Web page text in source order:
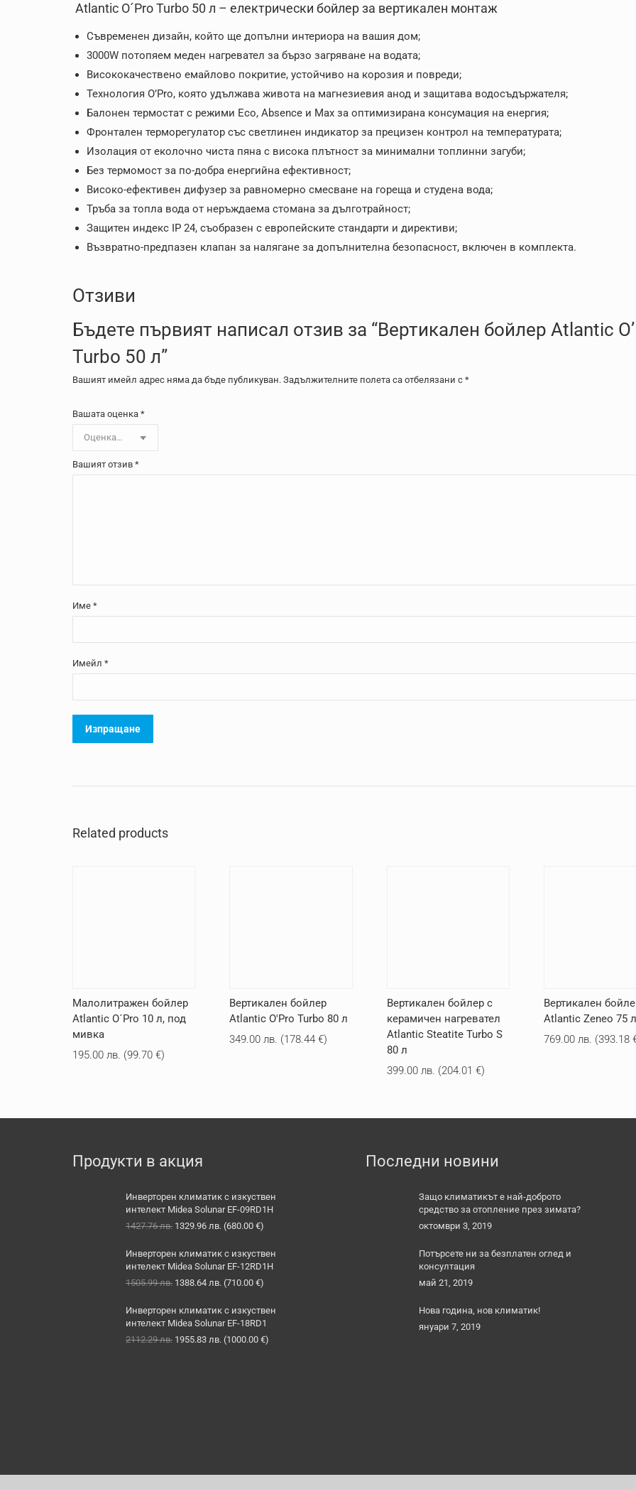
Atlantic O´Pro Turbo 50 л – електрически бойлер за вертикален монтаж
Съвременен дизайн, който ще допълни интериора на вашия дом;
3000W потопяем меден нагревател за бързо загряване на водата;
Висококачествено емайлово покритие, устойчиво на корозия и повреди;
Технология O’Pro, която удължава живота на магнезиевия анод и защитава водосъдържателя;
Балонен термостат с режими Eco, Absence и Max за оптимизирана консумация на енергия;
Фронтален терморегулатор със светлинен индикатор за прецизен контрол на температурата;
Изолация от еколочно чиста пяна с висока плътност за минимални топлинни загуби;
Без термомост за по-добра енергийна ефективност;
Високо-ефективен дифузер за равномерно смесване на гореща и студена вода;
Тръба за топла вода от неръждаема стомана за дълготрайност;
Защитен индекс IP 24, съобразен с европейските стандарти и директиви;
Възвратно-предпазен клапан за налягане за допълнителна безопасност, включен в комплекта.
Отзиви
Бъдете първият написал отзив за “Вертикален бойлер Atlantic
Turbo 50 л”
Вашият имейл адрес няма да бъде публикуван. Задължителните полета са отбелязани с *
Вашата оценка *
Вашият отзив *
Име *
Имейл *
Related products
Малолитражен бойлер
Atlantic O´Pro 10 л, под
мивка
195.00 лв. (99.70 €)
Вертикален бойлер
Atlantic O'Pro Turbo 80 л
349.00лв. (178.44€)
Вертикален бойлер с
керамичен нагревател
Atlantic Steatite Turbo S
80 л
399.00 лв. (204.01 €)
Вертикален
Atlantic Zeneo 75 л
769.00 лв. (393.18
Продукти в акция
Инверторен климатик с изкуствен
интелект Midea Solunar EF-09RD1H
1427.76лв. Original
was:
1427.76 лв..
1329.96 лв. Текущата
е:
1329.96 лв..
(680.00 €)
Инверторен климатик с изкуствен
интелект Midea Solunar EF-12RD1H
1505.99лв. Original
was:
1505.99 лв..
1388.64 лв. Текущата
е:
1388.64 лв..
(710.00 €)
Инверторен климатик с изкуствен
интелект Midea Solunar EF-18RD1
2112.29лв. Original
1955.83 лв. Текущата
(1000.00 €)
Последни новини
Защо климатикът е най-доброто
средство за отопление през зимата?
октомври 3, 2019
Потърсете ни за безплатен оглед и
консултация
май 21, 2019
Нова година, нов климатик!
януари 7, 2019